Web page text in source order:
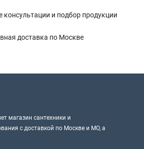
и подбор продукции
доставка по Москве
магазин сантехники и
с доставкой по Москве и МО, а